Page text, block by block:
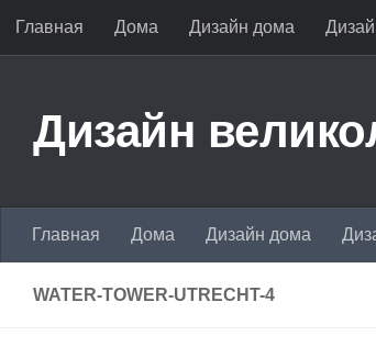
Перейти к содержимому
Главная Дома Дизайн дома
Дизайн
Главная Дома Дизайн дома
WATER-TOWER-UTRECHT-4